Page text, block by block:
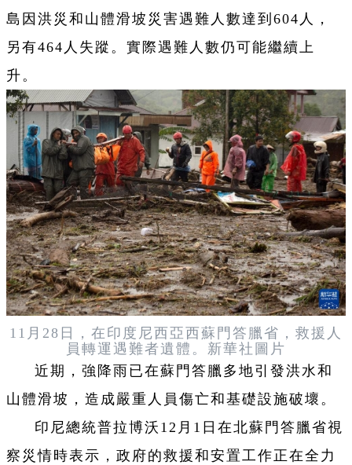
島因洪災和山體滑坡災害遇難人數達到604人，
另有464人失蹤。實際遇難人數仍可能繼續上
升。
11月28日，在印度尼西亞西蘇門答臘省，救援人
員轉運遇難者遺體。新華社圖片
近期，強降雨已在蘇門答臘多地引發洪水和
山體滑坡，造成嚴重人員傷亡和基礎設施破壞。
印尼總統普拉博沃12月1日在北蘇門答臘省視
察災情時表示，政府的救援和安置工作正在全力